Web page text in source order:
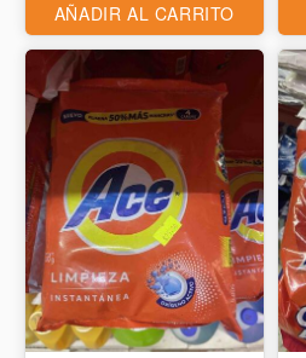
AÑADIR AL CARRITO